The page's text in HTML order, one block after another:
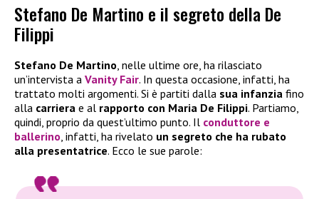
Stefano De Martino e il segreto della De
Filippi
Stefano De Martino, nelle ultime ore, ha rilasciato
un’intervista a Vanity Fair. In questa occasione, infatti, ha
trattato molti argomenti. Si è partiti dalla sua infanzia fino
alla carriera e al rapporto con Maria De Filippi. Partiamo,
quindi, proprio da quest’ultimo punto. Il conduttore e
ballerino, infatti, ha rivelato un segreto che ha rubato
alla presentatrice. Ecco le sue parole: